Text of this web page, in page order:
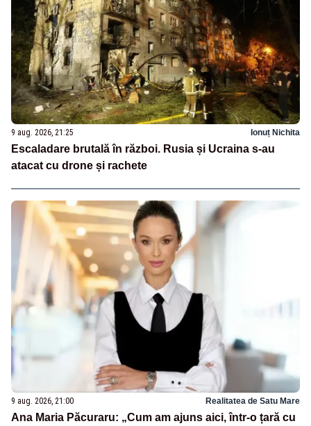
9 aug. 2026, 21:25 Ionuț Nichita
Escaladare brutală în război. Rusia și Ucraina s-au
atacat cu drone și rachete
9 aug. 2026, 21:00 Realitatea de Satu Mare
Ana Maria Păcuraru: „Cum am ajuns aici, într-o țară cu